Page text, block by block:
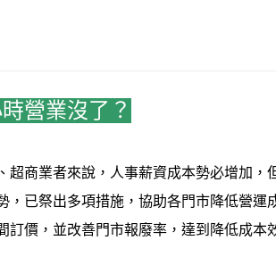
營業沒了？
商業者來說，人事薪資成本勢必增加，
已祭出多項措施，協助各門市降低營運
價，並改善門市報廢率，達到降低成本